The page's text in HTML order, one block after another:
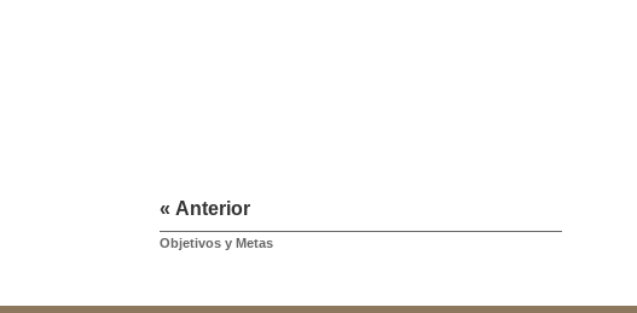
« Anterior
Objetivos y Metas